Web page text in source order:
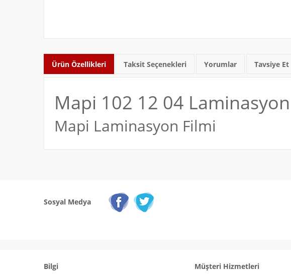
Ürün Özellikleri Taksit Seçenekleri Yorumlar Tavsiye Et
Mapi 102 12 04
Mapi Laminasyon Filmi
Sosyal Medya
Bilgi Müşteri Hizmetleri